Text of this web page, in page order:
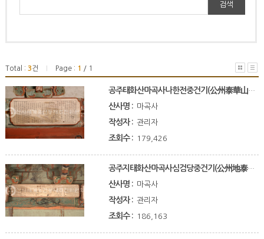
검색
Total : 3건 Page : 1 / 1
공주태화산마곡사나한전중건기(公州泰華山麻谷寺羅漢殿重建記)
산사명 : 마곡사
작성자 : 관리자
조회수 : 179,426
공주지태화산마곡사심검당중건기(公州地泰華山麻谷寺尋劒堂重建記)
산사명 : 마곡사
작성자 : 관리자
조회수 : 186,163